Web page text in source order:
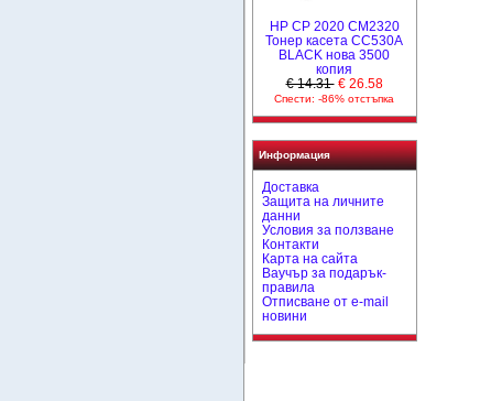
HP CP 2020 CM2320
Тонер касета CC530A
BLACK нова 3500
копия
€ 14.31 € 26.58
Спести: -86% отстъпка
Информация
Доставка
Защита на личните
данни
Условия за ползване
Контакти
Карта на сайта
Ваучър за подарък-
правила
Отписване от e-mail
новини